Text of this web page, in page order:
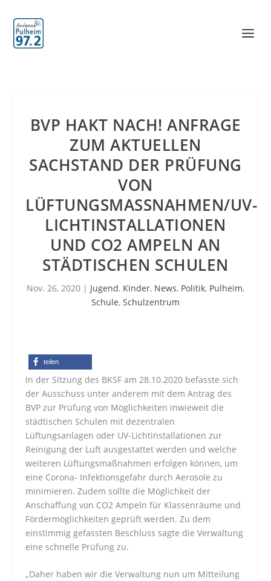
BVP HAKT NACH! ANFRAGE
ZUM AKTUELLEN
SACHSTAND DER PRÜFUNG
VON
LÜFTUNGSMASSNAHMEN/UV-L
ICHTINSTALLATIONEN U
ND CO2 AMPELN AN S
TÄDTISCHEN SCHULEN
Nov. 26, 2020 | Jugend, Kinder, News, Politik, Pulheim,
Schule, Schulzentrum
teilen
In der Sitzung des BKSF am 28.10.2020 befasste sich
der Ausschuss unter anderem mit dem Antrag des
BVP zur Prüfung von Möglichkeiten inwieweit die
städtischen Schulen mit dezentralen
Lüftungsanlagen oder UV-Lichtinstallationen zur
Reinigung der Luft ausgestattet werden und welche
weiteren Lüftungsmaßnahmen erfolgen können, um
eine Corona- Infektionsgefahr durch Aerosole zu
minimieren. Zudem sollte die Möglichkeit der
Anschaffung von CO2 Ampeln für Klassenräume und
Fördermöglichkeiten geprüft werden. Zu dem
einstimmig gefassten Beschluss sagte die Verwaltung
eine schnelle Prüfung zu.
„Daher haben wir die Verwaltung nun um Mitteilung